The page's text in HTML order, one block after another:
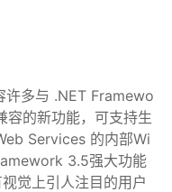
多与 .NET Framewo
的新功能，可支持生
Services 的内部Wi
3.5强大功能
觉上引人注目的用户